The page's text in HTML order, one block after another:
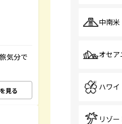
気分で
見る
中南米
オセア
ハワイ
リゾー